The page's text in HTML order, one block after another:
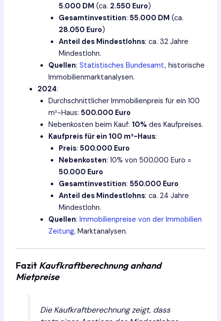
5.000 DM (ca. 2.550 Euro)
Gesamtinvestition:55.000 DM (ca.
28.050 Euro)
Anteil des Mindestlohns: ca. 32 Jahre
Mindestlohn.
Quellen: Statistisches Bundesamt, historische
Immobilienmarktanalysen.
2024:
Durchschnittlicher Immobilienpreis für ein 100
m²-Haus: 500.000 Euro
Nebenkosten beim Kauf: 10% des Kaufpreises.
Kaufpreis für ein 100 m²-Haus:
Preis:500.000 Euro
Nebenkosten: 10% von 500.000 Euro =
50.000 Euro
Gesamtinvestition:550.000 Euro
Anteil des Mindestlohns: ca. 24 Jahre
Mindestlohn.
Quellen: Immobilienpreise von der Immobilien
Zeitung, Marktanalysen.
Fazit Kaufkraftberechnung anhand
Mietpreise
Die Kaufkraftberechnung zeigt, dass